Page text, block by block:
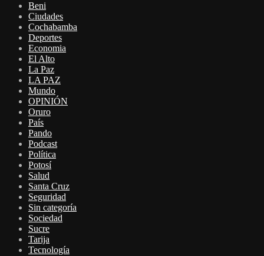
Beni
Ciudades
Cochabamba
Deportes
Economia
El Alto
La Paz
LA PAZ
Mundo
OPINIÓN
Oruro
País
Pando
Podcast
Política
Potosí
Salud
Santa Cruz
Seguridad
Sin categoría
Sociedad
Sucre
Tarija
Tecnología